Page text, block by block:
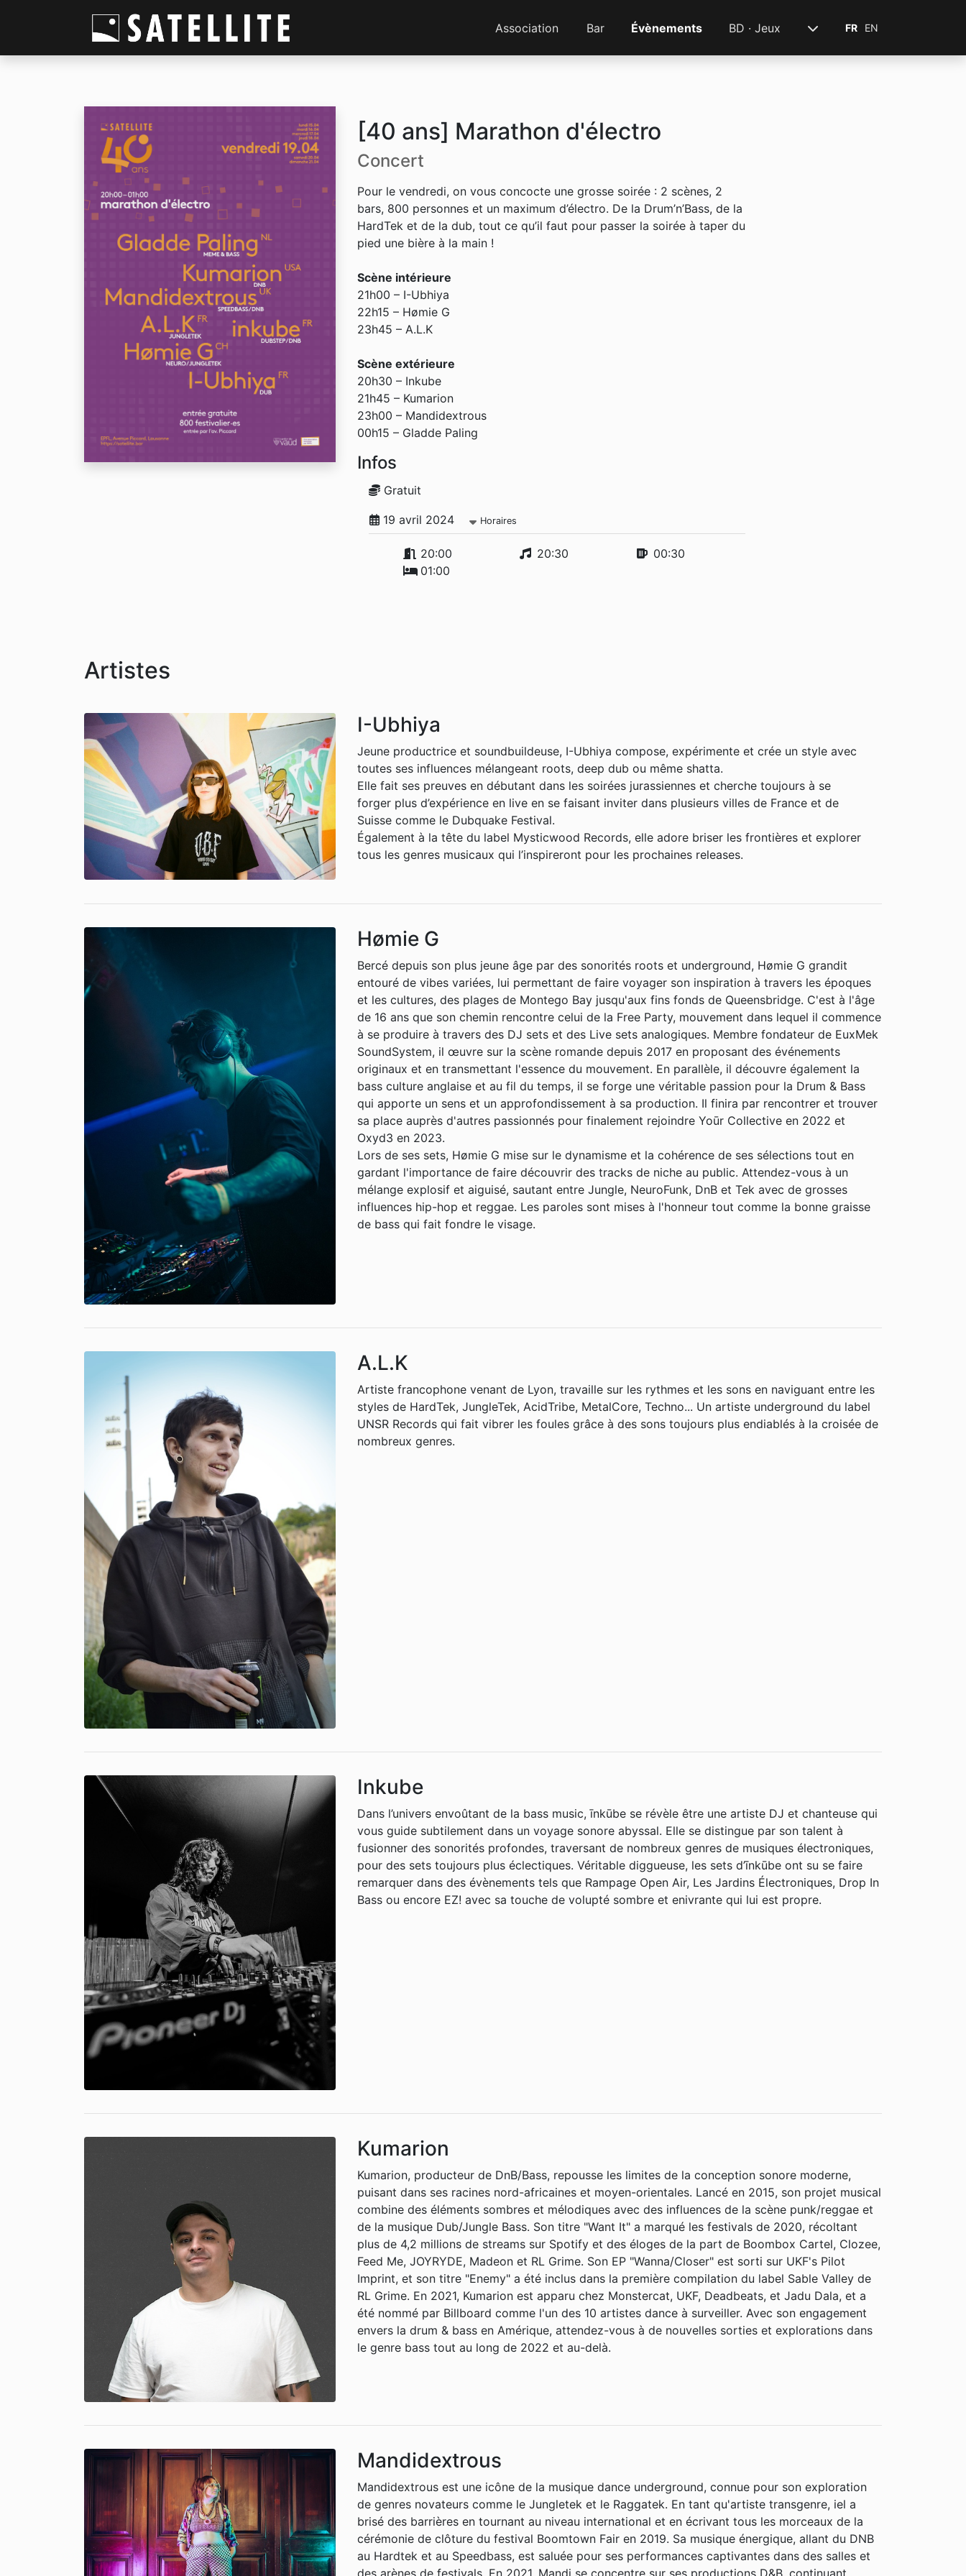
FR EN
Association Bar Évènements BD · Jeux
[40 ans] Marathon d'électro
Concert
Pour le vendredi, on vous concocte une grosse soirée : 2 scènes, 2
bars, 800 personnes et un maximum d’électro. De la Drum’n’Bass, de la
HardTek et de la dub, tout ce qu’il faut pour passer la soirée à taper du
pied une bière à la main !
Scène intérieure
21h00 – I-Ubhiya
22h15 – Hømie G
23h45 – A.L.K
Scène extérieure
20h30 – Inkube
21h45 – Kumarion
23h00 – Mandidextrous
00h15 – Gladde Paling
Infos
Gratuit
19 avril 2024 Horaires
20:00 20:30
00:30
01:00
Artistes
I-Ubhiya
Jeune productrice et soundbuildeuse, I-Ubhiya compose, expérimente et crée un style avec
toutes ses influences mélangeant roots, deep dub ou même shatta.
Elle fait ses preuves en débutant dans les soirées jurassiennes et cherche toujours à se
forger plus d’expérience en live en se faisant inviter dans plusieurs villes de France et de
Suisse comme le Dubquake Festival.
Également à la tête du label Mysticwood Records, elle adore briser les frontières et explorer
tous les genres musicaux qui l’inspireront pour les prochaines releases.
Hømie G
Bercé depuis son plus jeune âge par des sonorités roots et underground, Hømie G grandit
entouré de vibes variées, lui permettant de faire voyager son inspiration à travers les époques
et les cultures, des plages de Montego Bay jusqu'aux fins fonds de Queensbridge. C'est à l'âge
de 16 ans que son chemin rencontre celui de la Free Party, mouvement dans lequel il commence
à se produire à travers des DJ sets et des Live sets analogiques. Membre fondateur de EuxMek
SoundSystem, il œuvre sur la scène romande depuis 2017 en proposant des événements
originaux et en transmettant l'essence du mouvement. En parallèle, il découvre également la
bass culture anglaise et au fil du temps, il se forge une véritable passion pour la Drum & Bass
qui apporte un sens et un approfondissement à sa production. Il finira par rencontrer et trouver
sa place auprès d'autres passionnés pour finalement rejoindre Yoūr Collective en 2022 et
Oxyd3 en 2023.
Lors de ses sets, Hømie G mise sur le dynamisme et la cohérence de ses sélections tout en
gardant l'importance de faire découvrir des tracks de niche au public. Attendez-vous à un
mélange explosif et aiguisé, sautant entre Jungle, NeuroFunk, DnB et Tek avec de grosses
influences hip-hop et reggae. Les paroles sont mises à l'honneur tout comme la bonne graisse
de bass qui fait fondre le visage.
A.L.K
Artiste francophone venant de Lyon, travaille sur les rythmes et les sons en naviguant entre les
styles de HardTek, JungleTek, AcidTribe, MetalCore, Techno... Un artiste underground du label
UNSR Records qui fait vibrer les foules grâce à des sons toujours plus endiablés à la croisée de
nombreux genres.
Inkube
Dans l’univers envoûtant de la bass music, īnkūbe se révèle être une artiste DJ et chanteuse qui
vous guide subtilement dans un voyage sonore abyssal. Elle se distingue par son talent à
fusionner des sonorités profondes, traversant de nombreux genres de musiques électroniques,
pour des sets toujours plus éclectiques. Véritable diggueuse, les sets d’īnkūbe ont su se faire
remarquer dans des évènements tels que Rampage Open Air, Les Jardins Électroniques, Drop In
Bass ou encore EZ! avec sa touche de volupté sombre et enivrante qui lui est propre.
Kumarion
Kumarion, producteur de DnB/Bass, repousse les limites de la conception sonore moderne,
puisant dans ses racines nord-africaines et moyen-orientales. Lancé en 2015, son projet musical
combine des éléments sombres et mélodiques avec des influences de la scène punk/reggae et
de la musique Dub/Jungle Bass. Son titre "Want It" a marqué les festivals de 2020, récoltant
plus de 4,2 millions de streams sur Spotify et des éloges de la part de Boombox Cartel, Clozee,
Feed Me, JOYRYDE, Madeon et RL Grime. Son EP "Wanna/Closer" est sorti sur UKF's Pilot
Imprint, et son titre "Enemy" a été inclus dans la première compilation du label Sable Valley de
RL Grime. En 2021, Kumarion est apparu chez Monstercat, UKF, Deadbeats, et Jadu Dala, et a
été nommé par Billboard comme l'un des 10 artistes dance à surveiller. Avec son engagement
envers la drum & bass en Amérique, attendez-vous à de nouvelles sorties et explorations dans
le genre bass tout au long de 2022 et au-delà.
Mandidextrous
Mandidextrous est une icône de la musique dance underground, connue pour son exploration
de genres novateurs comme le Jungletek et le Raggatek. En tant qu'artiste transgenre, iel a
brisé des barrières en tournant au niveau international et en écrivant tous les morceaux de la
cérémonie de clôture du festival Boomtown Fair en 2019. Sa musique énergique, allant du DNB
au Hardtek et au Speedbass, est saluée pour ses performances captivantes dans des salles et
des arènes de festivals. En 2021, Mandi se concentre sur ses productions D&B, continuant